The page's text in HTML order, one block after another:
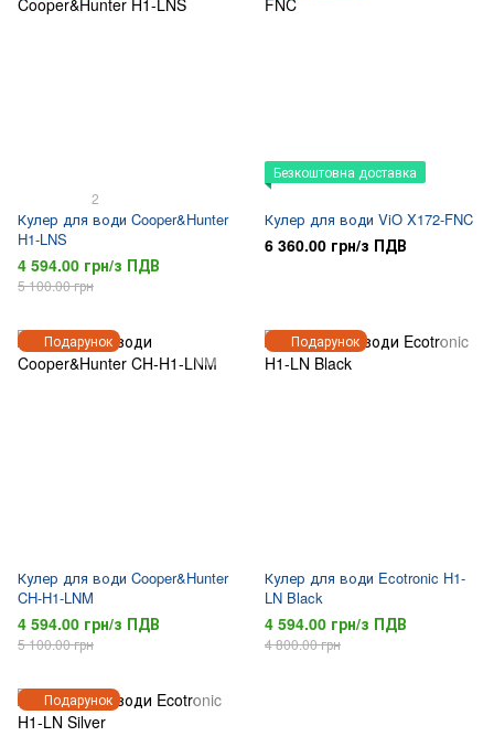
2
Кулер для води Cooper&Hunter
H1-LNS
4 594.00 грн/з ПДВ
5 100.00 грн
Безкоштовна доставка
Кулер для води ViO X172-FNC
6 360.00 грн/з ПДВ
Подарунок
Кулер для води Cooper&Hunter
CH-H1-LNM
4 594.00 грн/з ПДВ
5 100.00 грн
Подарунок
Кулер для води Ecotronic H1-
LN Black
4 594.00 грн/з ПДВ
4 800.00 грн
Подарунок